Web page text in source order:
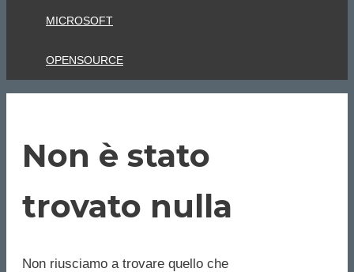
MICROSOFT
OPENSOURCE
Non è stato
trovato nulla
Non riusciamo a trovare quello che